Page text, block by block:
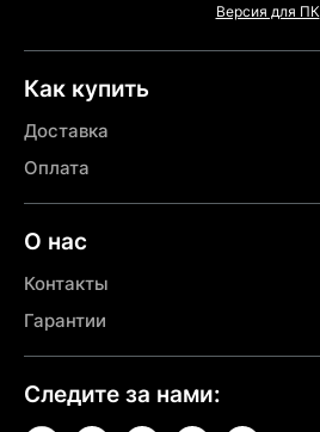
Версия для ПК
Как купить
Доставка
Оплата
О нас
Контакты
Гарантии
Следите за нами: